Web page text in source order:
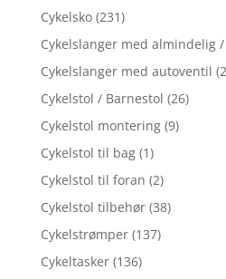
Cykelsko (231)
Cykelslanger med almindelig
Cykelslanger med autoventil
Cykelstol / Barnestol (26)
Cykelstol montering (9)
Cykelstol til bag (1)
Cykelstol til foran (2)
Cykelstol tilbehør (38)
Cykelstrømper (137)
Cykeltasker (136)